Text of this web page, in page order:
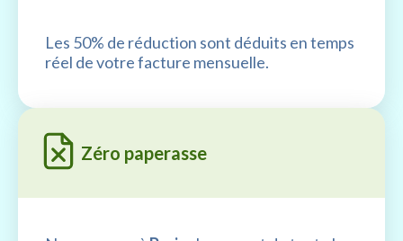
Les 50% de réduction sont déduits en temps
réel de votre facture mensuelle.
Zéro paperasse